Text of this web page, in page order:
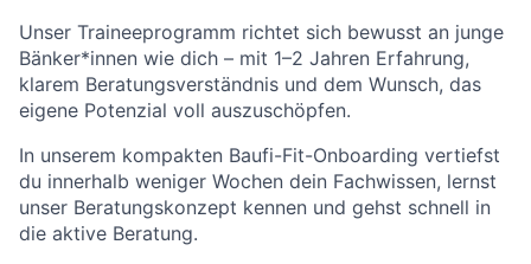
Unser Traineeprogramm richtet sich bewusst an junge
Bänker*innen wie dich – mit 1–2 Jahren Erfahrung,
klarem Beratungsverständnis und dem Wunsch, das
eigene Potenzial voll auszuschöpfen.
In unserem kompakten Baufi-Fit-Onboarding vertiefst
du innerhalb weniger Wochen dein Fachwissen, lernst
unser Beratungskonzept kennen und gehst schnell in
die aktive Beratung.